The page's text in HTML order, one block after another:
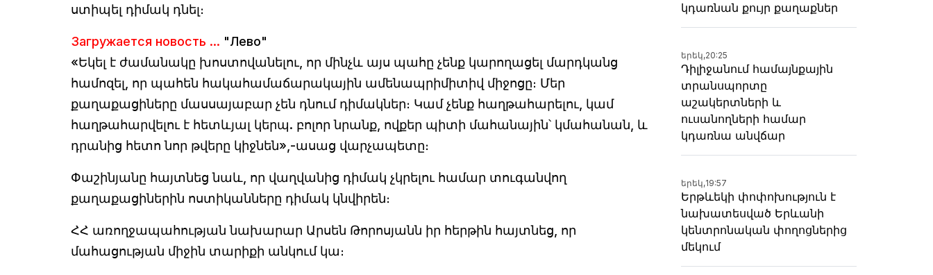
ստիպել դիմակ դնել։
Загружается новость ... "Лево"
«Եկել է ժամանակը խոստովանելու, որ մինչև այս պահը չենք կարողացել մարդկանց
համոզել, որ պահեն հակահամաճարակային ամենապրիմիտիվ միջոցը։ Մեր
քաղաքացիները մասսայաբար չեն դնում դիմակներ։ Կամ չենք հաղթահարելու, կամ
հաղթահարվելու է հետևյալ կերպ. բոլոր նրանք, ովքեր պիտի մահանային՝ կմահանան, և
դրանից հետո նոր թվերը կիջնեն»,-ասաց վարչապետը։
Փաշինյանը հայտնեց նաև, որ վաղվանից դիմակ չկրելու համար տուգանվող
քաղաքացիներին ոստիկանները դիմակ կնվիրեն։
ՀՀ առողջապահության նախարար Արսեն Թորոսյանն իր հերթին հայտնեց, որ
մահացության միջին տարիքի անկում կա։
կդառնան քույր քաղաքներ
երեկ,20:25
Դիլիջանում համայնքային
տրանսպորտը
աշակերտների և
ուսանողների համար
կդառնա անվճար
երեկ,19:57
Երթևեկի փոփոխություն է
նախատեսված Երևանի
կենտրոնական փողոցներից
մեկում